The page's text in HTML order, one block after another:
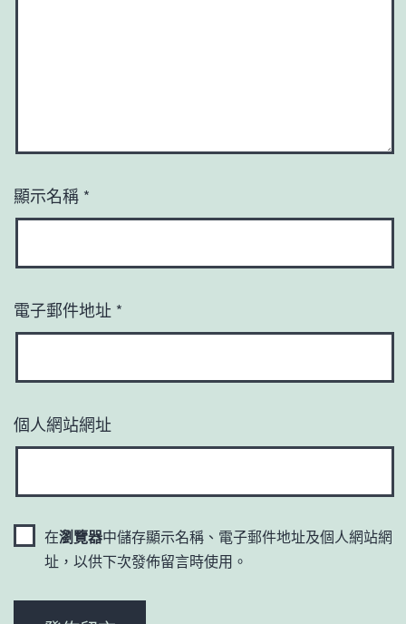
顯示名稱 *
電子郵件地址 *
個人網站網址
在瀏覽器中儲存顯示名稱、電子郵件地址及個人網站網
址，以供下次發佈留言時使用。